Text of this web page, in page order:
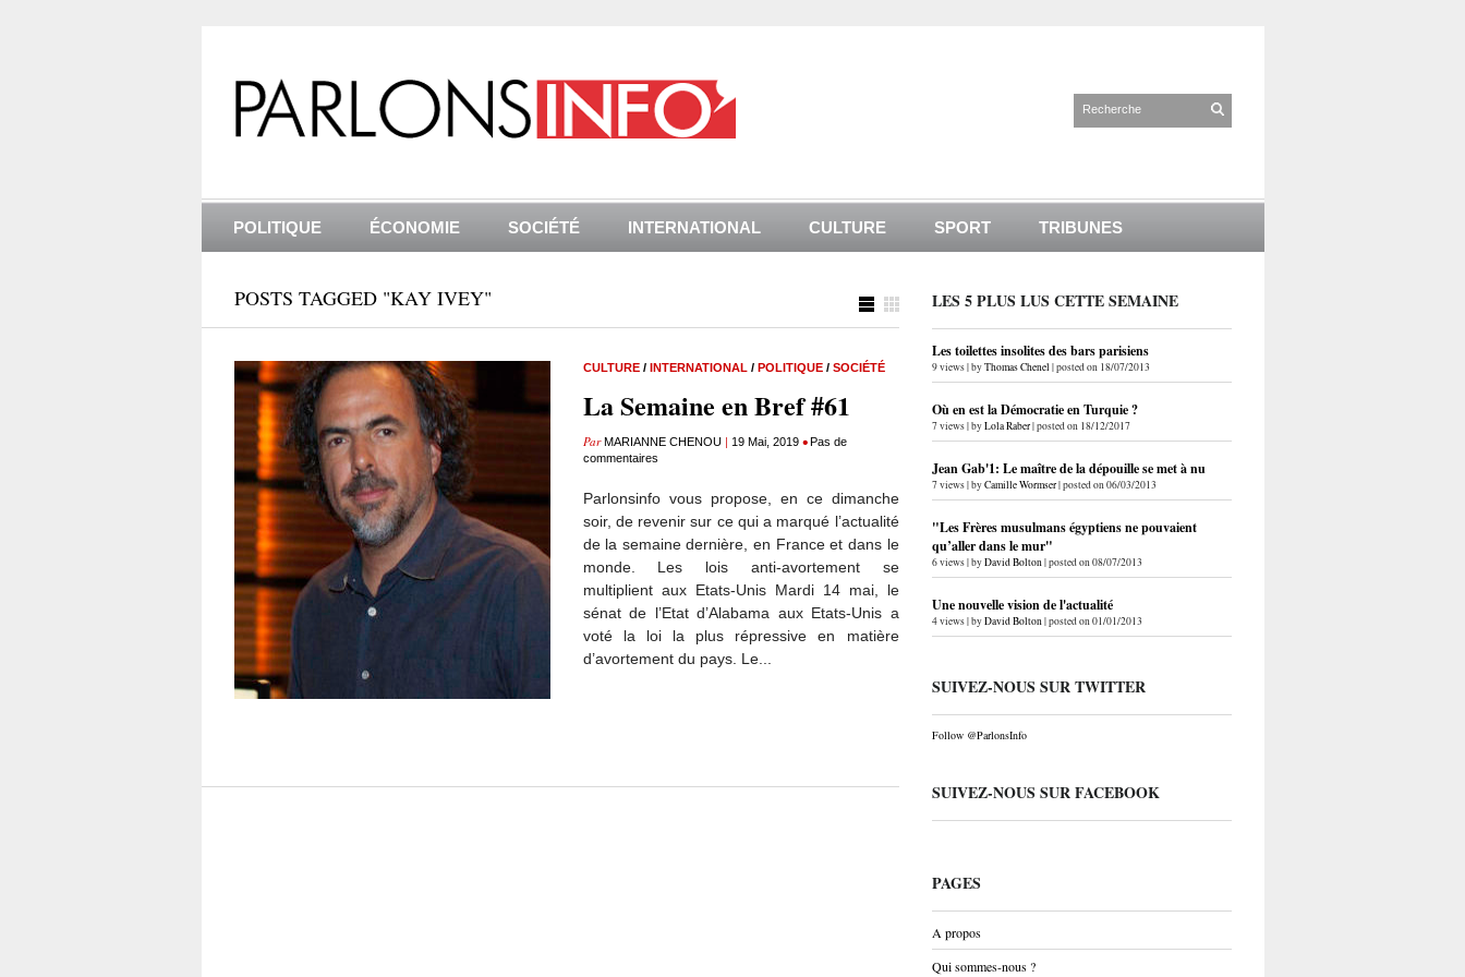
POLITIQUE ÉCONOMIE SOCIÉTÉ INTERNATIONAL CULTURE SPORT TRIBUNES
POSTS TAGGED "KAY IVEY"
CULTURE/ INTERNATIONAL / POLITIQUE/ SOCIÉTÉ
La Semaine en Bref #61
ParMARIANNE CHENOU| 19 Mai, 2019 •Pas de
commentaires
Parlonsinfo vous propose, en ce dimanche
soir, de revenir sur ce qui a marqué l’actualité
de la semaine dernière, en France et dans le
monde. Les lois anti-avortement se
multiplient aux Etats-Unis Mardi 14 mai, le
sénat de l’Etat d’Alabama aux Etats-Unis a
voté la loi la plus répressive en matière
d’avortement du pays. Le...
LES 5 PLUS LUS CETTE SEMAINE
Les toilettes insolites des bars parisiens
9 views|byThomas Chenel |posted on 18/07/2013
Où en est la Démocratie en Turquie ?
7 views|byLola Raber|posted on 18/12/2017
Jean Gab'1: Le maître de la dépouille se met à nu
7 views|byCamille Wormser|posted on 06/03/2013
"Les Frères musulmans égyptiens ne pouvaient
qu’aller dans le mur"
6 views|byDavid Bolton|posted on 08/07/2013
Une nouvelle vision de l'actualité
4 views|byDavid Bolton|posted on 01/01/2013
SUIVEZ-NOUS SUR TWITTER
Follow @ParlonsInfo
SUIVEZ-NOUS SUR FACEBOOK
PAGES
A propos
Qui sommes-nous ?